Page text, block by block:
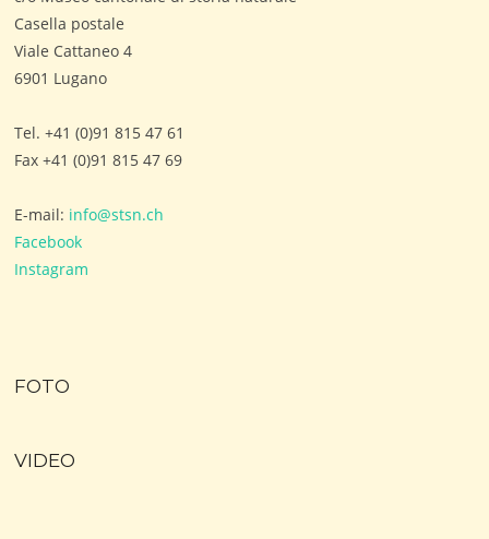
Casella postale
Viale Cattaneo 4
6901 Lugano
Tel. +41 (0)91 815 47 61
Fax +41 (0)91 815 47 69
E-mail: info@stsn.ch
Facebook
Instagram
FOTO
VIDEO